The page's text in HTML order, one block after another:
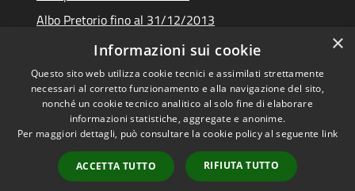
Albo Pretorio fino al 31/12/2013
Documenti e dati
RSS
Accessibilità
Copyright © 2026 • Unione dei
Comuni Montani Amiata
Grossetana • Powered by
Municipium•Accesso
×
Informazioni sui cookie
Questo sito web utilizza cookie tecnici e assimilati strettamente
necessari al corretto funzionamento e alla navigazione del sito,
nonché un cookie tecnico analitico al solo fine di elaborare
informazioni statistiche, aggregate e anonime.
Per maggiori dettagli, può consultare la cookie policy al seguente link
ACCETTA TUTTO RIFIUTA TUTTO